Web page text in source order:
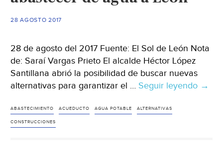
electricidad)
personas
en
Honduras
28 AGOSTO 2017
28 de agosto del 2017 Fuente: El Sol de León Nota
de: Saraí Vargas Prieto El alcalde Héctor López
Santillana abrió la posibilidad de buscar nuevas
alternativas para garantizar el … Seguir leyendo →
ABASTECIMIENTO ACUEDUCTO AGUA POTABLE ALTERNATIVAS
CONSTRUCCIONES